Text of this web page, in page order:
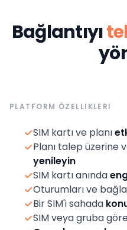
Bağlantıyı
PLATFORM ÖZELLIKLERI
SIM kartı ve planı
Planı talep üzerine
yenileyin
SIM kartı anında
Oturumları ve
Bir SIM'i sahada
SIM veya gruba